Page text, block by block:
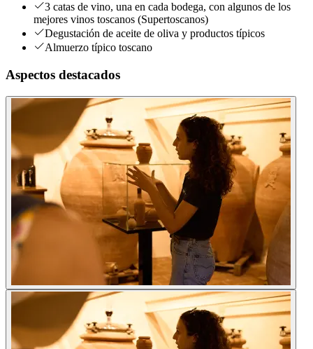
3 catas de vino, una en cada bodega, con algunos de los
mejores vinos toscanos (Supertoscanos)
Degustación de aceite de oliva y productos típicos
Almuerzo típico toscano
Aspectos destacados